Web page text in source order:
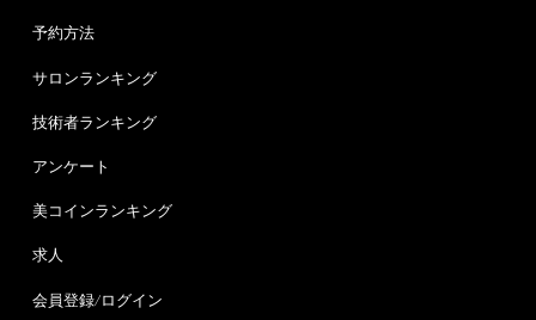
予約方法
サロンランキング
技術者ランキング
アンケート
美コインランキング
求人
会員登録/ログイン